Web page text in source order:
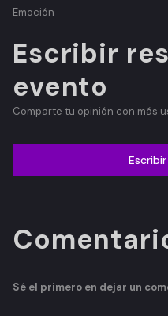
Emoción
Escribir
evento
Comparte tu opinión con más
Sé el primero en dejar un